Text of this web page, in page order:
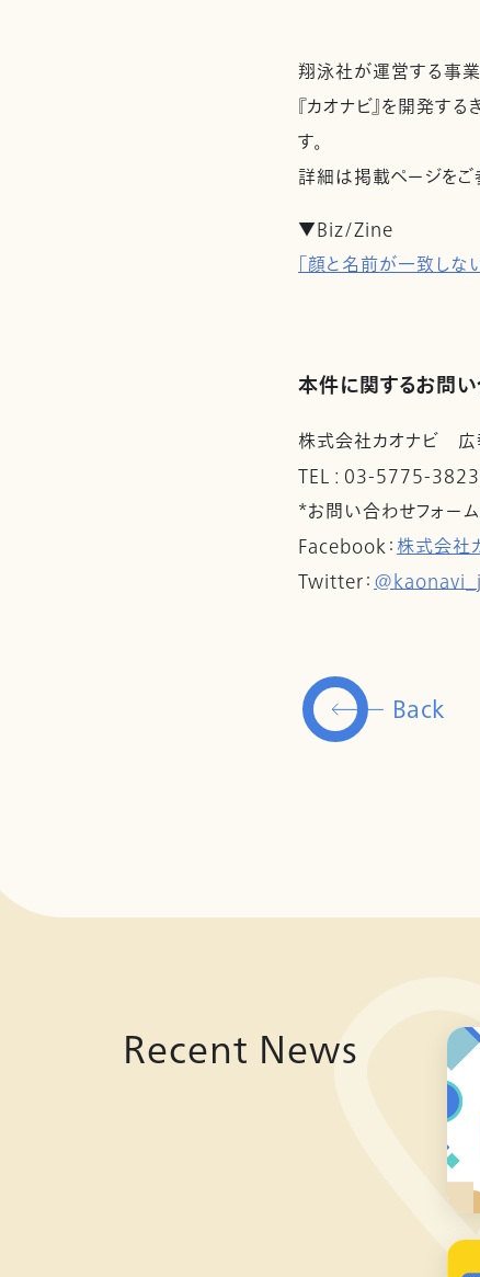
翔泳社が運営する事業
『カオナビ』を開発す
す。
詳細は掲載ページをご
▼Biz/Zine
「顔と名前が一致しな
本件に関するお問
株式会社カオナビ 広
TEL : 03-5775-
*お問い合わせフォー
Facebook： 株式会社
Twitter：
Back
Recent News